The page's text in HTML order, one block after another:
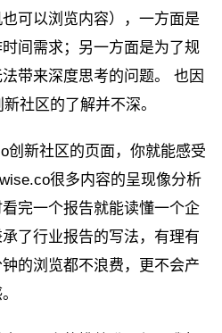
可以浏览内容），一方面是
间需求；另一方面是为了规
带来深度思考的问题。 也因
社区的了解并不深。
创新社区的页面，你就能感受
很多内容的呈现像分析
完一个报告就能读懂一个企
了行业报告的写法，有理有
的浏览都不浪费，更不会产